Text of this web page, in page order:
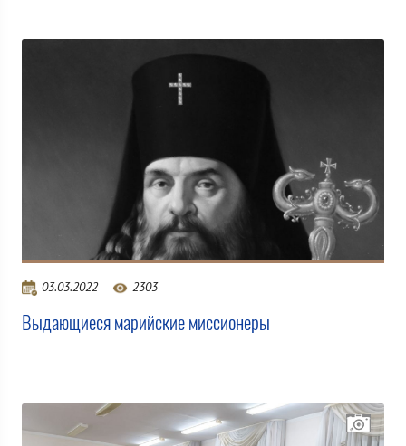
03.03.2022 2303
Выдающиеся марийские миссионеры